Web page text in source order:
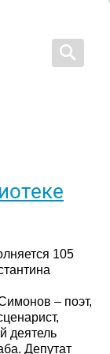
105
– поэт,
деятель
Депутат